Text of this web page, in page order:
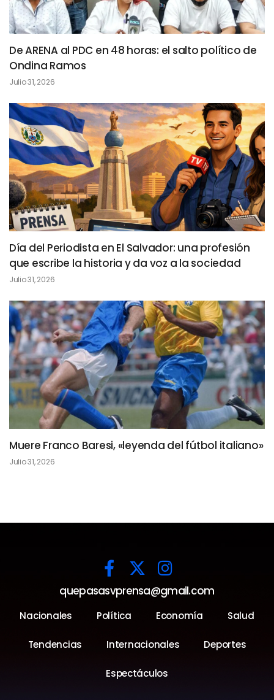
De ARENA al PDC en 48 horas: el salto político de
Ondina Ramos
Julio 31, 2026
Día del Periodista en El Salvador: una profesión
que escribe la historia y da voz a la sociedad
Julio 31, 2026
Muere Franco Baresi, «leyenda del fútbol italiano»
Julio 31, 2026
quepasasvprensa@gmail.com
Nacionales Política Economía Salud
Tendencias Internacionales Deportes
Espectáculos